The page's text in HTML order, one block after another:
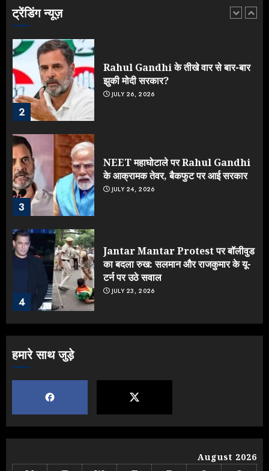
ट्रेंडिंग न्यूज़
1
2
Rahul Gandhi के तीखे वार से बार-बार
झुकी मोदी सरकार?
JULY 26, 2026
3
NEET महाघोटाले पर Rahul Gandhi
के आक्रामक तेवर, बैकफुट पर आई सरकार
JULY 24, 2026
4
Jantar Mantar Protest पर बॉलीवुड
का बदला रुख: सलमान और राजकुमार के यू-
टर्न पर उठे सवाल
JULY 23, 2026
उड़ाए करोड़ों, टूट गया मोदी का रिकॉर्ड !
हमारे साथ जुड़े
August 2026